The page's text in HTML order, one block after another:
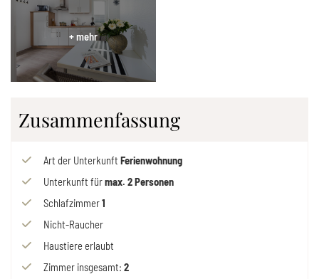
Zusammenfassung
Art der Unterkunft Ferienwohnung
Unterkunft fürmax. 2Personen
Schlafzimmer1
Nicht-Raucher
Haustiere erlaubt
Zimmer insgesamt: 2